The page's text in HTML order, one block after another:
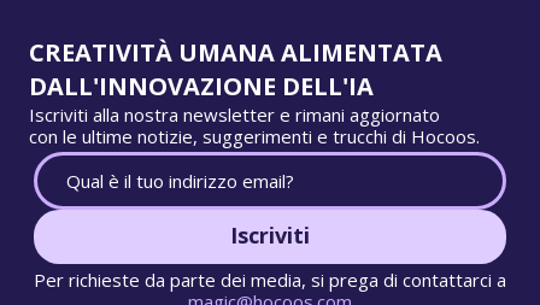
CREATIVITÀ UMANA ALIMENTATA
DALL'INNOVAZIONE DELL'IA
Iscriviti alla nostra newsletter e rimani aggiornato
con le ultime notizie, suggerimenti e trucchi di Hocoos.
Iscriviti
Per richieste da parte dei media, si prega di contattarci a